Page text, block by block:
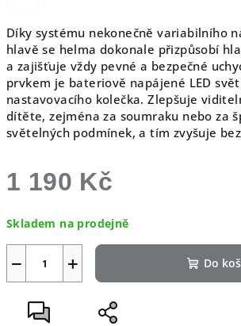
Díky systému nekonečně variabilního
hlavě se helma dokonale přizpůsobí
a zajišťuje vždy pevné a bezpečné
prvkem je bateriově napájené LED
nastavovacího kolečka. Zlepšuje
dítěte, zejména za soumraku nebo za
světelných podmínek, a tím zvyšuje
1 190 Kč
Skladem na prodejně
+
− Do